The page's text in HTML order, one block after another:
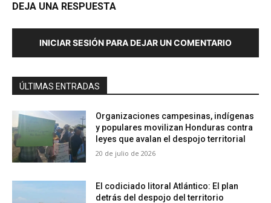
DEJA UNA RESPUESTA
INICIAR SESIÓN PARA DEJAR UN COMENTARIO
ÚLTIMAS ENTRADAS
Organizaciones campesinas, indígenas
y populares movilizan Honduras contra
leyes que avalan el despojo territorial
20 de julio de 2026
El codiciado litoral Atlántico: El plan
detrás del despojo del territorio